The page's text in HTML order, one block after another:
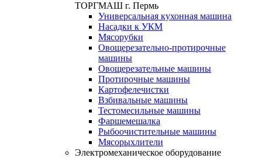
ТОРГМАШ г. Пермь
Универсальная кухонная машина
Насадки к УКМ
Мясорубки
Овощерезательно-протирочные
машины
Овощерезательные машины
Протирочные машины
Картофелечистки
Взбивальные машины
Тестомесильные машины
Фаршемешалка
Рыбоочистительные машины
Мясорыхлители
Электромеханическое оборудование